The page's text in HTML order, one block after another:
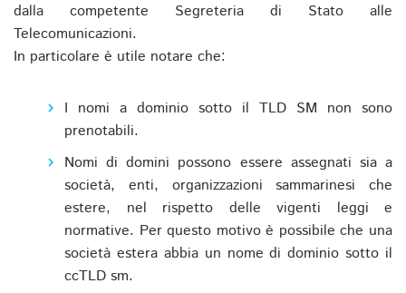
dalla competente Segreteria di Stato alle
Telecomunicazioni.
In particolare è utile notare che:
I nomi a dominio sotto il TLD SM non sono
prenotabili.
Nomi di domini possono essere assegnati sia a
società, enti, organizzazioni sammarinesi che
estere, nel rispetto delle vigenti leggi e
normative. Per questo motivo è possibile che una
società estera abbia un nome di dominio sotto il
ccTLD sm.